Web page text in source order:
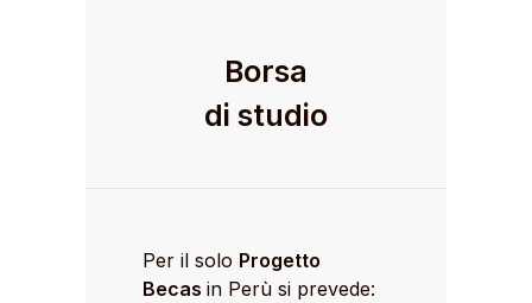
Borsa
di studio
Per il solo Progetto
Becas in Perù si prevede: